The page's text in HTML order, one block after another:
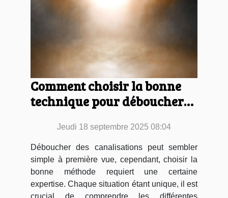
Comment choisir la bonne
technique pour déboucher
Jeudi 18 septembre 2025 08:04
Déboucher des canalisations peut sembler
simple à première vue, cependant, choisir la
bonne méthode requiert une certaine
expertise. Chaque situation étant unique, il est
crucial de comprendre les différentes